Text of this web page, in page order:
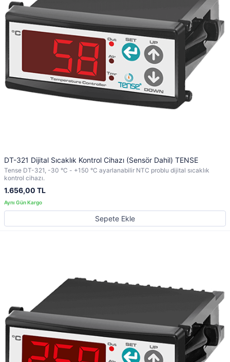
DT-321 Dijital Sıcaklık Kontrol Cihazı (Sensör Dahil) TENSE
Tense DT-321, -30 °C - +150 °C ayarlanabilir NTC problu dijital sıcaklık
kontrol cihazı.
1.656,00 TL
Sepete Ekle